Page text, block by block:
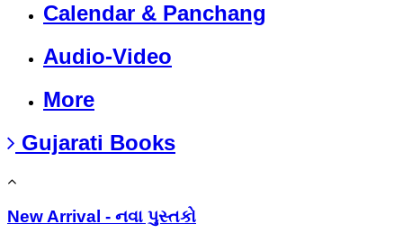
Calendar & Panchang
Audio-Video
More
Gujarati Books
New Arrival - નવા પુસ્તકો